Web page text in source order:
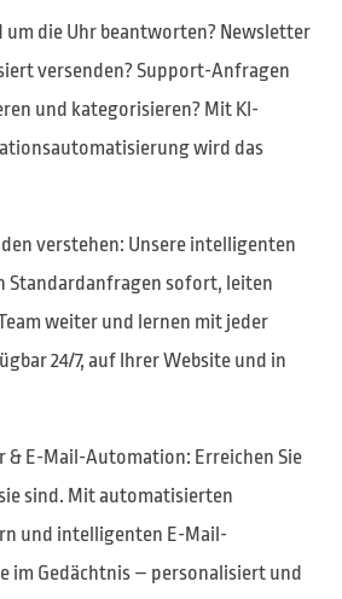
die Uhr beantworten? Newsletter
versenden? Support-Anfragen
und kategorisieren? Mit KI-
wird das
verstehen: Unsere intelligenten
Standardanfragen sofort, leiten
weiter und lernen mit jeder
24/7, auf Ihrer Website und in
E-Mail-Automation: Erreichen Sie
sind. Mit automatisierten
und intelligenten E-Mail-
im Gedächtnis – personalisiert und